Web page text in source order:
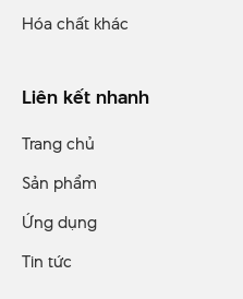
Hóa chất khác
Liên kết nhanh
Trang chủ
Sản phẩm
Ứng dụng
Tin tức